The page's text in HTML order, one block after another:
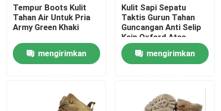
Armor Balistik Militer
Ransel Taktis Militer
Tempur Boots Kulit
Tahan Air Untuk Pria
Army Green Khaki
mengirimkan
Kulit Sapi Sepatu
Taktis Gurun Tahan
Guncangan Anti Selip
Kain Oxford Atas
Tinggi
mengirimkan